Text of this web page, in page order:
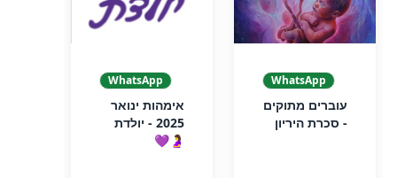
WhatsApp
עוברים מתוקים
- סכרת היריון
WhatsApp
אימהות ינואר
2025 - יולדת
🤰💜